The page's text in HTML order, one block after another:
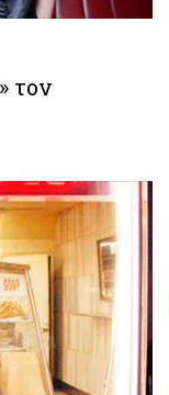
τον